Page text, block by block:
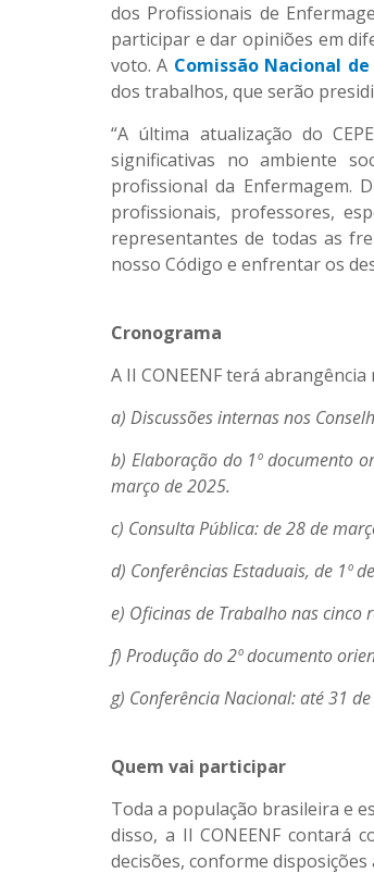
dos Profissionais de
participar e dar opiniões em
voto. A Comissão Nacional
dos trabalhos, que serão
“A última atualização do
significativas no ambiente
profissional da Enfermagem.
profissionais, professores,
representantes de todas as
nosso Código e enfrentar os
Cronograma
A II CONEENF terá
a) Discussões internas nos
b) Elaboração do 1º documento
março de 2025.
c) Consulta Pública: de 28 de
d) Conferências Estaduais, de 1º
e) Oficinas de Trabalho nas cinco
f) Produção do 2º documento
g) Conferência Nacional: até 31
Quem vai participar
Toda a população brasileira e
disso, a II CONEENF contará
decisões, conforme disposições